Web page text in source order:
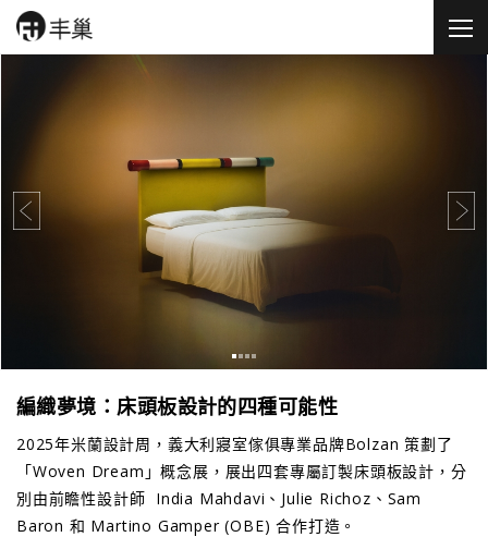
編織夢境：床頭板設計的四種可能性
2025年米蘭設計周，義大利寢室傢俱專業品牌Bolzan 策劃了
「Woven Dream」概念展，展出四套專屬訂製床頭板設計，分
別由前瞻性設計師 India Mahdavi、Julie Richoz、Sam
Baron 和 Martino Gamper (OBE) 合作打造。